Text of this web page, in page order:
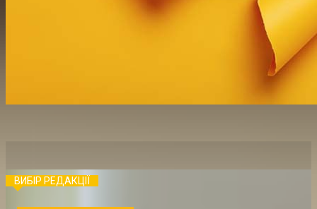
ВИБІР РЕДАКЦІЇ